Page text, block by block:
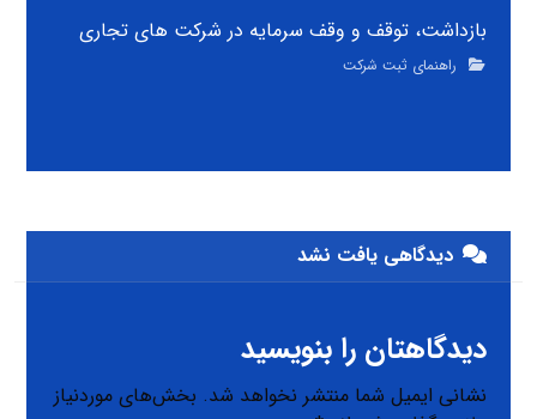
بازداشت، توقف و وقف سرمایه در شرکت های تجاری
راهنمای ثبت شرکت
دیدگاهی یافت نشد
دیدگاهتان را بنویسید
نشانی ایمیل شما منتشر نخواهد شد. بخش‌های موردنیاز